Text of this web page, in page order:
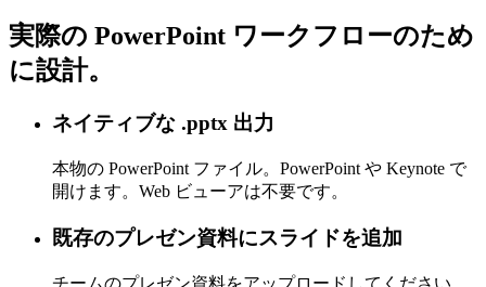
実際の PowerPoint ワークフローのため
に設計。
ネイティブな .pptx 出力
開けます。Web ビューアは不要です。
既存のプレゼン資料にスライドを追加